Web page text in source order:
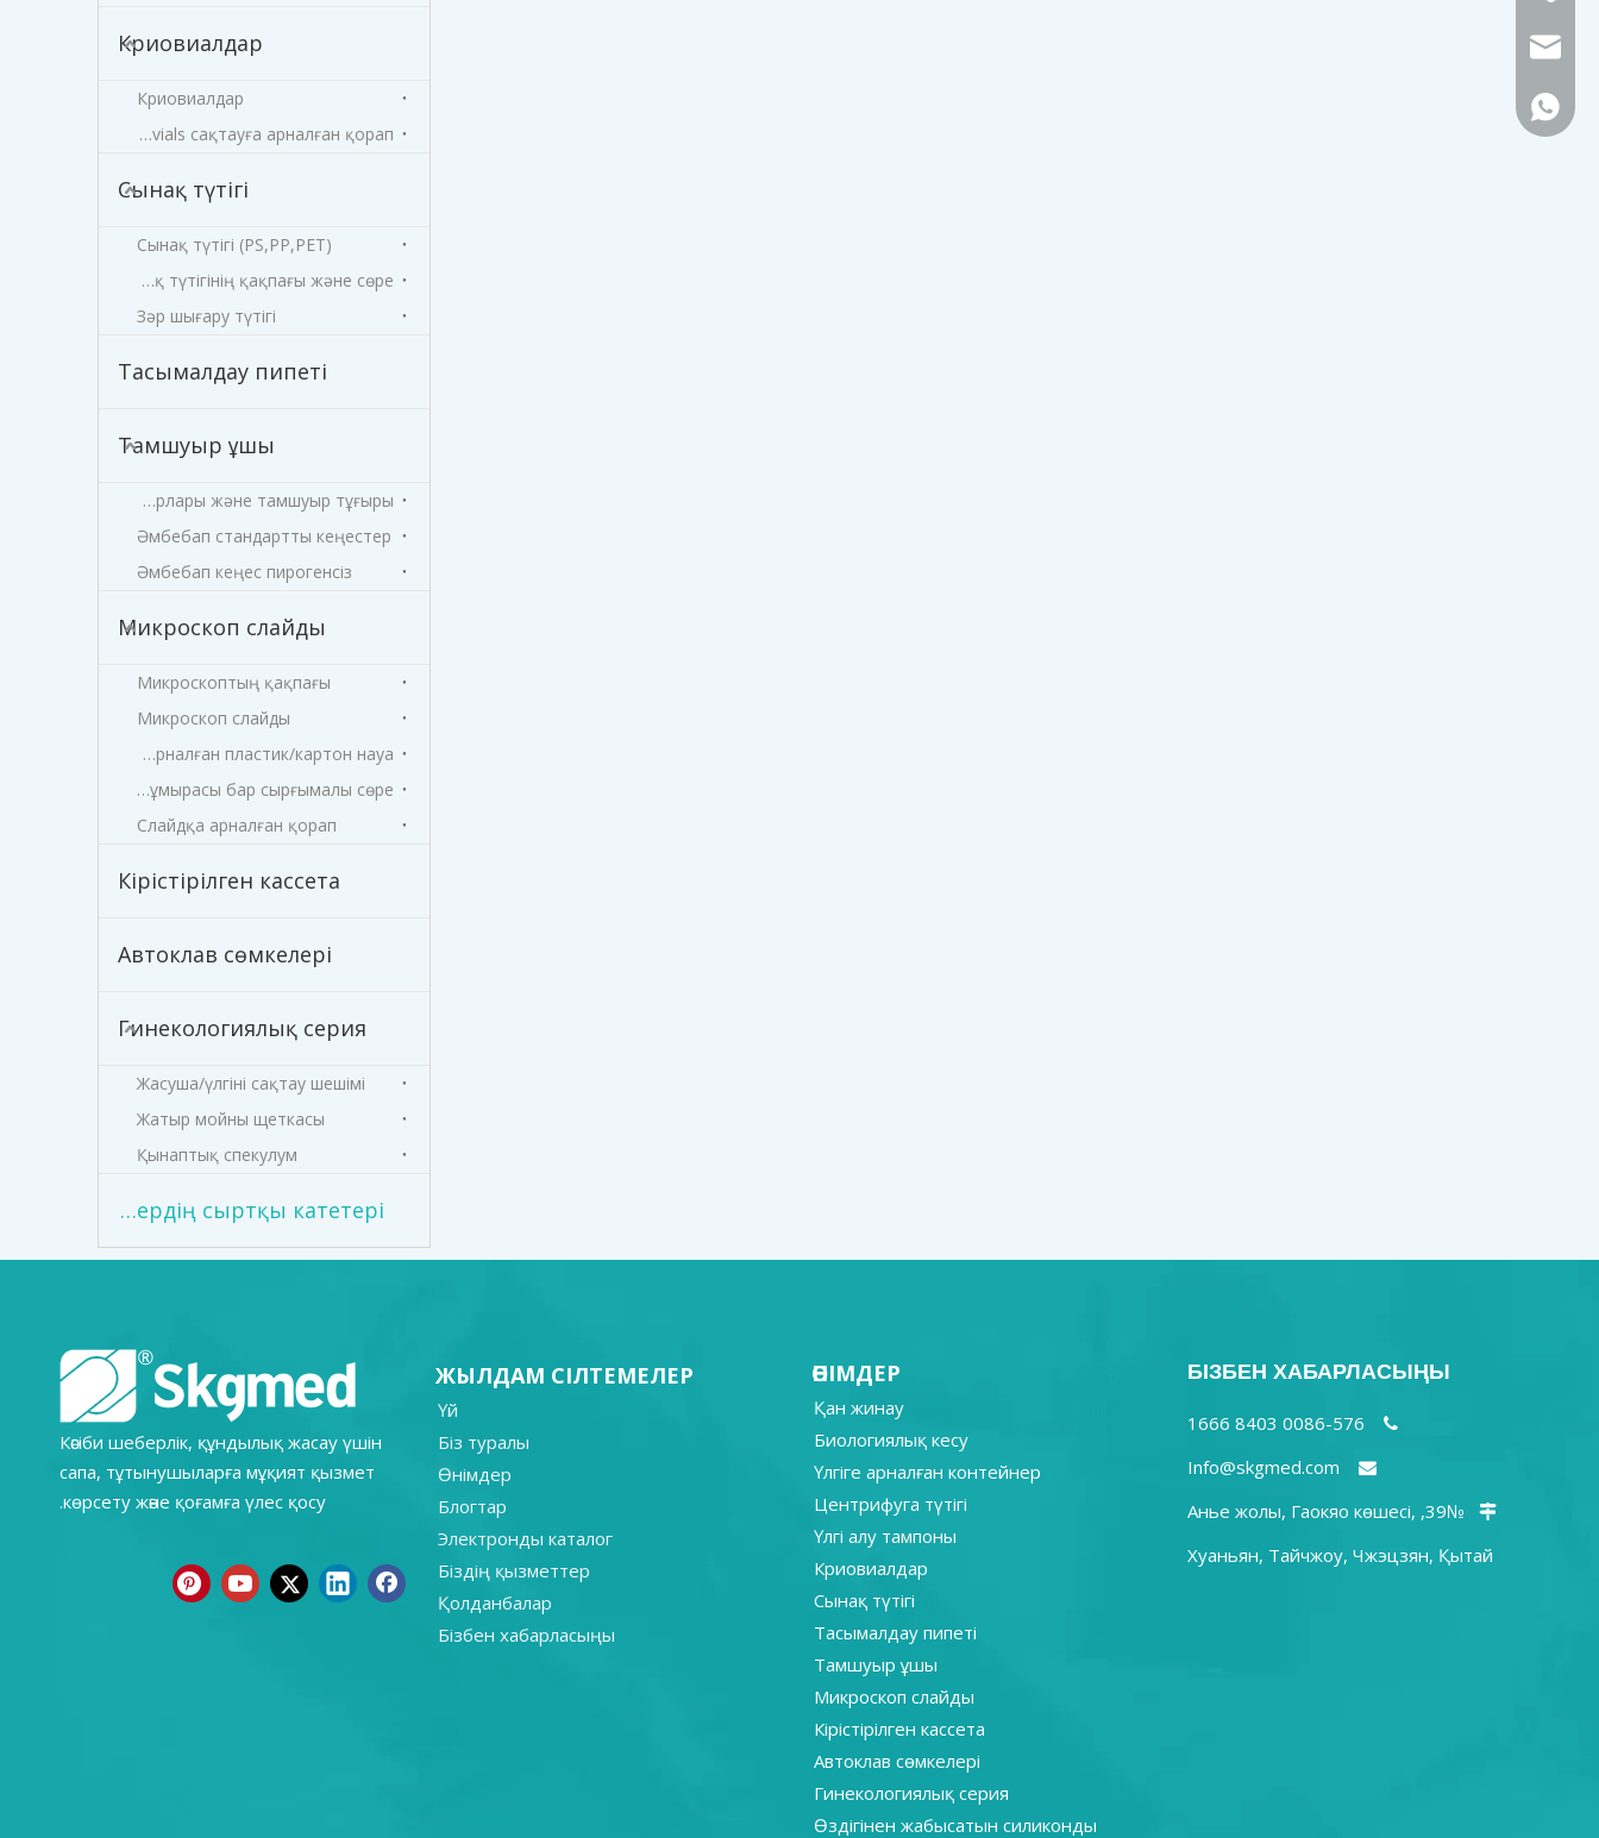
Криовиалдар
Криовиалдар
Cryovials сақтауға арналған қорап
Сынақ түтігі
Сынақ түтігі (PS,PP,PET)
Сынақ түтігінің қақпағы және сөре
Зәр шығару түтігі
Тасымалдау пипеті
Тамшуыр ұшы
Реагент резервуарлары және тамшуыр тұғыры
Әмбебап стандартты кеңестер
Әмбебап кеңес пирогенсіз
Микроскоп слайды
Микроскоптың қақпағы
Микроскоп слайды
Слайдқа арналған пластик/картон науа
Бояу құмырасы бар сырғымалы сөре
Слайдқа арналған қорап
Кірістірілген кассета
Автоклав сөмкелері
Гинекологиялық серия
Жасуша/үлгіні сақтау шешімі
Жатыр мойны щеткасы
Қынаптық спекулум
Өздігінен жабысатын силиконды ерлердің сыртқы катетері
Кәсіби шеберлік, құндылық жасау үшін
сапа, тұтынушыларға мұқият қызмет
көрсету және қоғамға үлес қосу.
ЖЫЛДАМ СІЛТЕМЕЛЕР
Үй
Біз туралы
Өнімдер
Блогтар
Электронды каталог
Біздің қызметтер
Қолданбалар
Бізбен хабарласыңы
ӨНІМДЕР
Қан жинау
Биологиялық кесу
Үлгіге арналған контейнер
Центрифуга түтігі
Үлгі алу тампоны
Криовиалдар
Сынақ түтігі
Тасымалдау пипеті
Тамшуыр ұшы
Микроскоп слайды
Кірістірілген кассета
Автоклав сөмкелері
Гинекологиялық серия
Өздігінен жабысатын силиконды
БІЗБЕН ХАБАРЛАСЫҢЫ


Info@skgmed.com

№39, Анье жолы, Гаокяо көшесі,
Хуаньян, Тайчжоу, Чжэцзян, Қытай